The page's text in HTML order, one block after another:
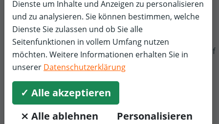
Weitere62 Standorte in 10 Postleitzahlen
gebiet(en)
Zum Anzeigen dieses Bereiches ist Ihr
Einverständnis mit dem Laden von
"Google Maps" erforderlich.
Dienste um Inhalte und Anzeigen zu personalisieren
und zu analysieren. Sie können bestimmen, welche
Dienste Sie zulassen und ob Sie alle
Seitenfunktionen in vollem Umfang nutzen
möchten. Weitere Informationen erhalten Sie in
unserer Datenschutzerklärung
✓ Alle akzeptieren
⨯ Alle ablehnen
Personalisieren
f